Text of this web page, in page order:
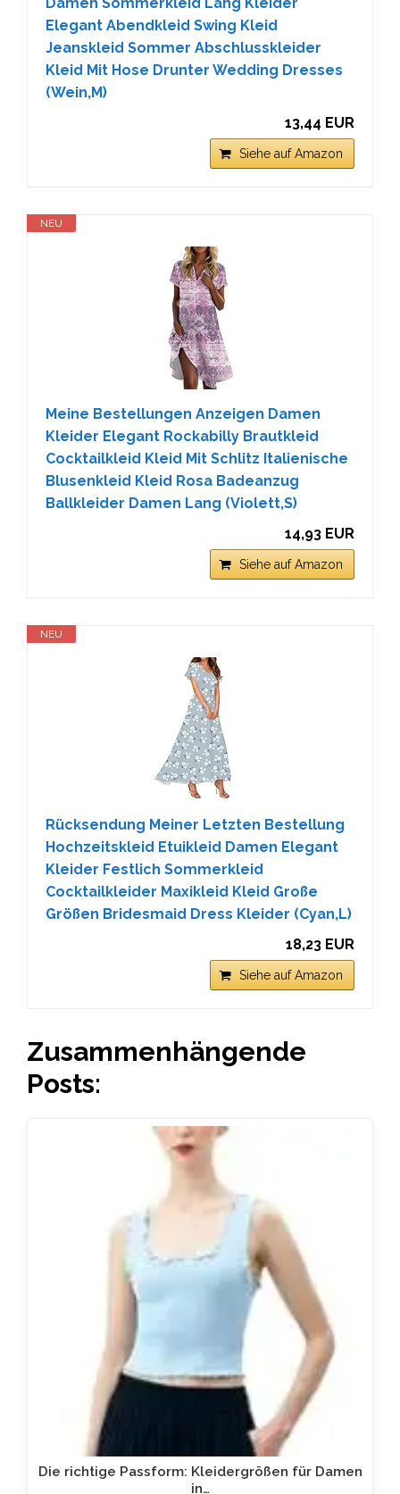
Elegant Abendkleid Swing Kleid
Jeanskleid Sommer Abschlusskleider
Kleid Mit Hose Drunter Wedding Dresses
(Wein,M)
13,44 EUR
Siehe auf Amazon
NEU
Meine Bestellungen Anzeigen Damen
Kleider Elegant Rockabilly Brautkleid
Cocktailkleid Kleid Mit Schlitz Italienische
Blusenkleid Kleid Rosa Badeanzug
Ballkleider Damen Lang (Violett,S)
14,93 EUR
Siehe auf Amazon
NEU
Rücksendung Meiner Letzten Bestellung
Hochzeitskleid Etuikleid Damen Elegant
Kleider Festlich Sommerkleid
Cocktailkleider Maxikleid Kleid Große
Größen Bridesmaid Dress Kleider (Cyan,L)
18,23 EUR
Siehe auf Amazon
Zusammenhängende
Posts:
Die richtige Passform: Kleidergrößen für Damen
in…